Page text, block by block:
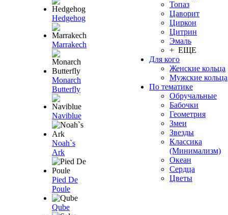
Hedgehog
Marrakech
Monarch
Butterfly
Naviblue
Noah`s
Ark
Pied De
Poule
Qube
Топаз
Цаворит
Циркон
Цитрин
Эмаль
+ ЕЩЕ
Для кого
Женские кольца
Мужские кольца
По тематике
Обручальные
Бабочки
Геометрия
Змеи
Звезды
Классика
(Минимализм)
Океан
Сердца
Цветы